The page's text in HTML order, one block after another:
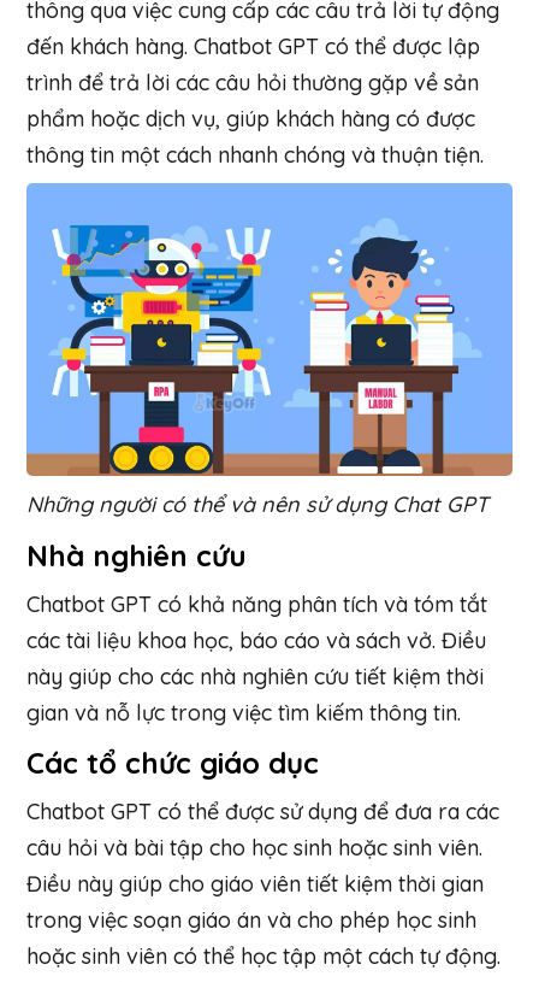
thông qua việc cung cấp các câu trả lời tự động
đến khách hàng. Chatbot GPT có thể được lập
trình để trả lời các câu hỏi thường gặp về sản
phẩm hoặc dịch vụ, giúp khách hàng có được
thông tin một cách nhanh chóng và thuận tiện.
Những người có thể và nên sử dụng Chat GPT
Nhà nghiên cứu
Chatbot GPT có khả năng phân tích và tóm tắt
các tài liệu khoa học, báo cáo và sách vở. Điều
này giúp cho các nhà nghiên cứu tiết kiệm thời
gian và nỗ lực trong việc tìm kiếm thông tin.
Các tổ chức giáo dục
Chatbot GPT có thể được sử dụng để đưa ra các
câu hỏi và bài tập cho học sinh hoặc sinh viên.
Điều này giúp cho giáo viên tiết kiệm thời gian
trong việc soạn giáo án và cho phép học sinh
hoặc sinh viên có thể học tập một cách tự động.